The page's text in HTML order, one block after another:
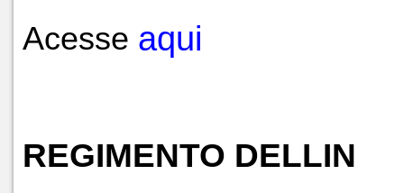
Acesse aqui
REGIMENTO DELLIN